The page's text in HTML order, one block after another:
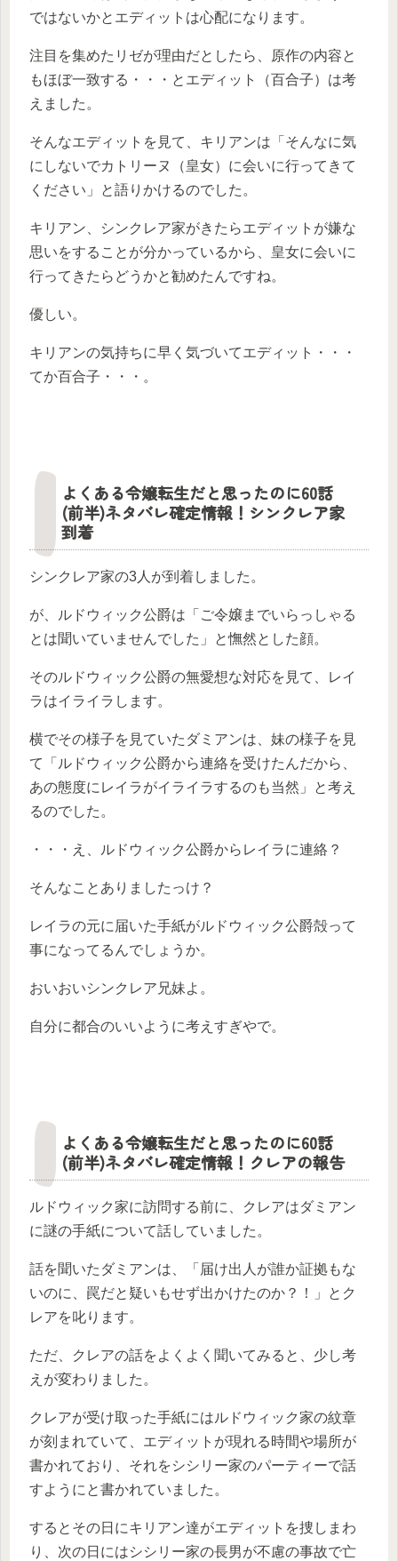
ではないかとエディットは心配になります。
注目を集めたリゼが理由だとしたら、原作の内容と
もほぼ一致する・・・とエディット（百合子）は考
えました。
そんなエディットを見て、キリアンは「そんなに気
にしないでカトリーヌ（皇女）に会いに行ってきて
ください」と語りかけるのでした。
キリアン、シンクレア家がきたらエディットが嫌な
思いをすることが分かっているから、皇女に会いに
行ってきたらどうかと勧めたんですね。
優しい。
キリアンの気持ちに早く気づいてエディット・・・
てか百合子・・・。
よくある令嬢転生だと思ったのに60話
(前半)ネタバレ確定情報！シンクレア家
到着
シンクレア家の3人が到着しました。
が、ルドウィック公爵は「ご令嬢までいらっしゃる
とは聞いていませんでした」と憮然とした顔。
そのルドウィック公爵の無愛想な対応を見て、レイ
ラはイライラします。
横でその様子を見ていたダミアンは、妹の様子を見
て「ルドウィック公爵から連絡を受けたんだから、
あの態度にレイラがイライラするのも当然」と考え
るのでした。
・・・え、ルドウィック公爵からレイラに連絡？
そんなことありましたっけ？
レイラの元に届いた手紙がルドウィック公爵殻って
事になってるんでしょうか。
おいおいシンクレア兄妹よ。
自分に都合のいいように考えすぎやで。
よくある令嬢転生だと思ったのに60話
(前半)ネタバレ確定情報！クレアの報告
ルドウィック家に訪問する前に、クレアはダミアン
に謎の手紙について話していました。
話を聞いたダミアンは、「届け出人が誰か証拠もな
いのに、罠だと疑いもせず出かけたのか？！」とク
レアを叱ります。
ただ、クレアの話をよくよく聞いてみると、少し考
えが変わりました。
クレアが受け取った手紙にはルドウィック家の紋章
が刻まれていて、エディットが現れる時間や場所が
書かれており、それをシシリー家のパーティーで話
すようにと書かれていました。
するとその日にキリアン達がエディットを捜しまわ
り、次の日にはシシリー家の長男が不慮の事故で亡